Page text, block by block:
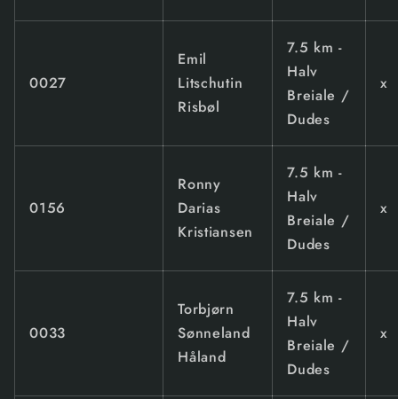
0027
Emil
Litschutin
Risbøl
7.5 km -
Halv
Breiale /
Dudes
x
0156
Ronny
Darias
Kristiansen
7.5 km -
Halv
Breiale /
Dudes
x
0033
Torbjørn
Sønneland
Håland
7.5 km -
Halv
Breiale /
Dudes
x